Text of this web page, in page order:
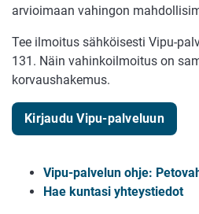
arvioimaan vahingon
Tee ilmoitus sähköisesti Vipu-
131. Näin vahinkoilmoitus on
korvaushakemus.
Kirjaudu Vipu-palveluun
Vipu-palvelun ohje:
Hae kuntasi yhteystiedot